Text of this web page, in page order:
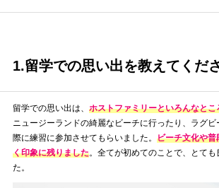
1.留学での思い出を教えてくだ
留学での思い出は、 ホストファミリーといろんなとこ
ニュージーランドの綺麗なビーチに行ったり、ラグ
際に練習に参加させてもらいました。 ビーチ文化や普
く印象に残りました。全てが初めてのことで、とても
た。